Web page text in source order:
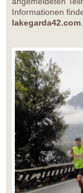
Informationen
lakegarda42.com.